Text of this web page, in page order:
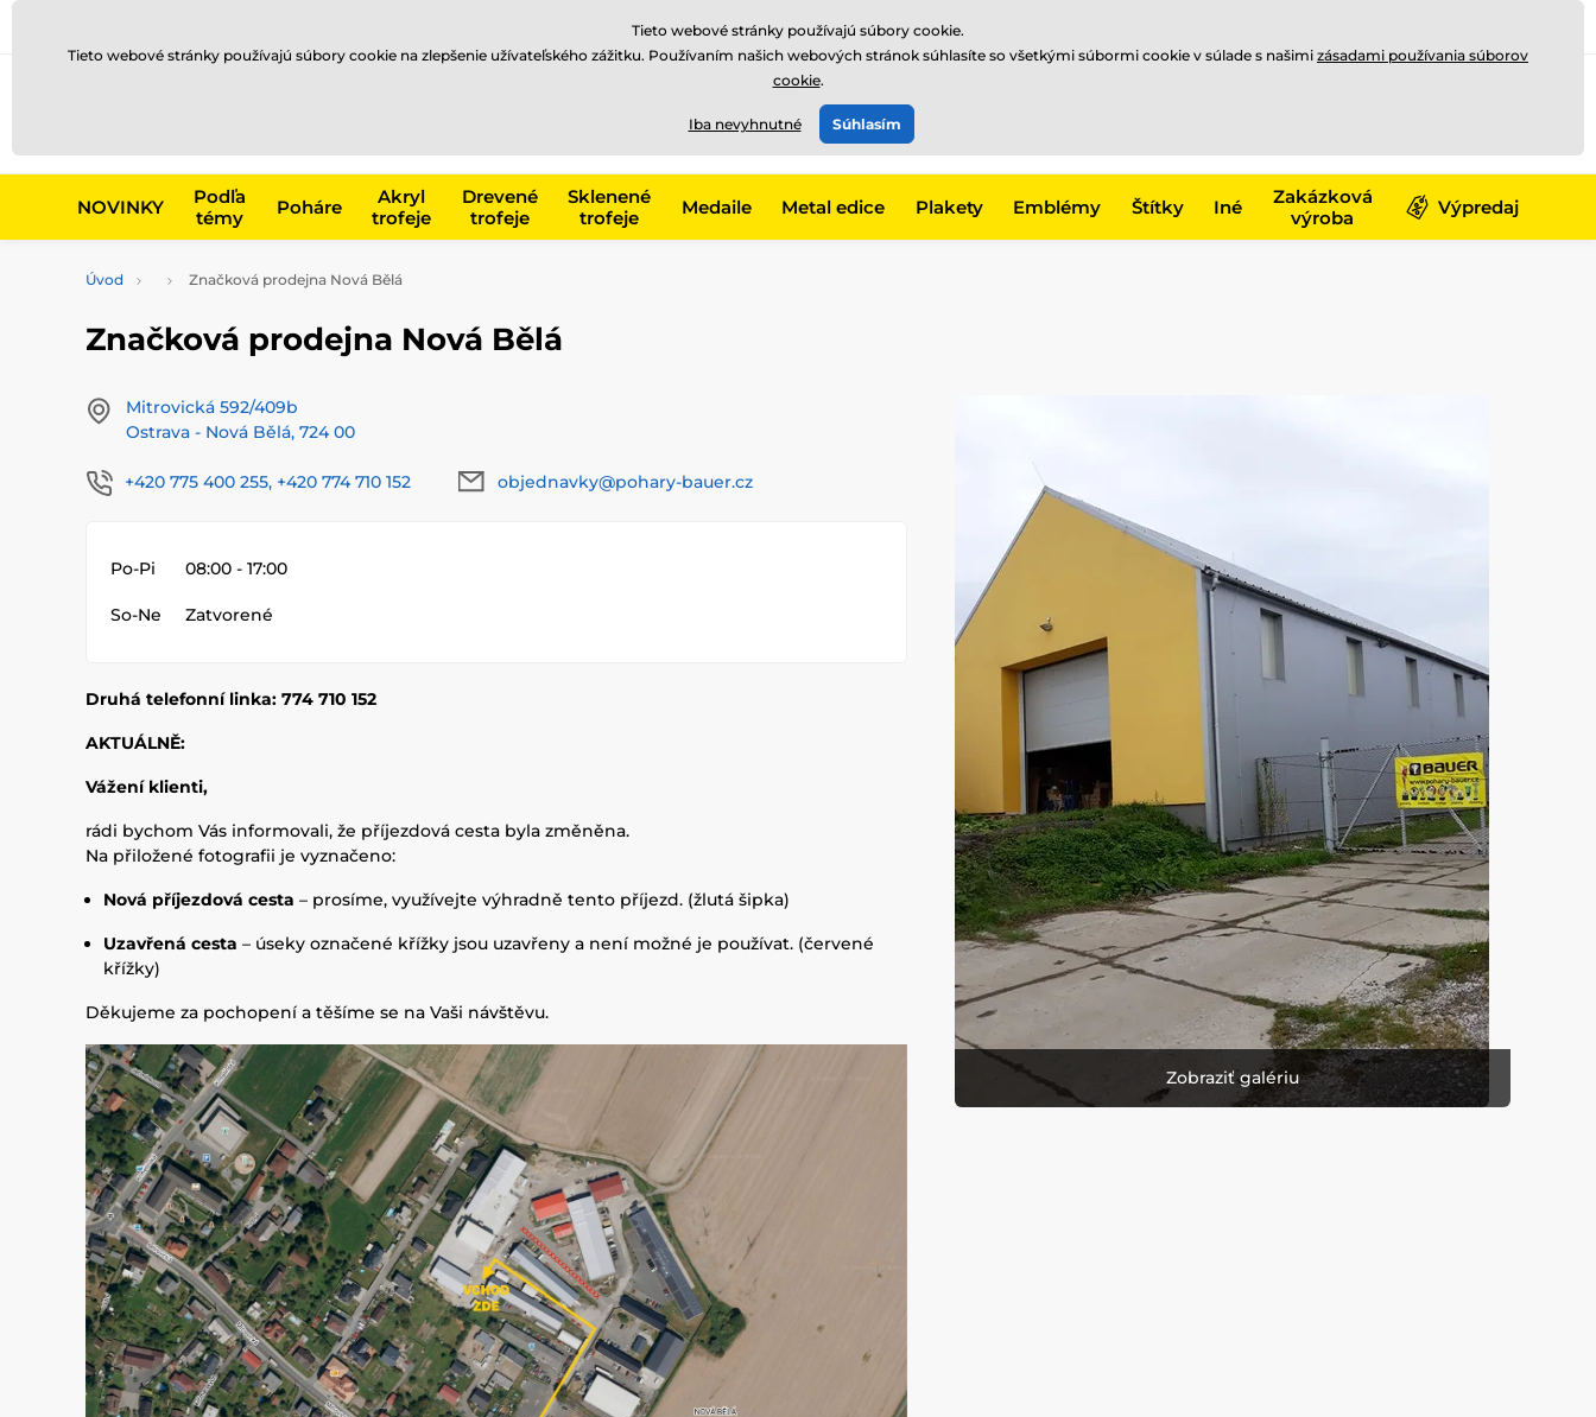
EUR
+421220255160
NOVINKY
Podľa
témy
Poháre
Akryl
trofeje
Drevené
trofeje
Sklenené
trofeje
Medaile Metal edice Plakety Emblémy Štítky Iné
Zakázková
výroba
Výpredaj
Úvod Značková prodejna Nová Bělá
Značková prodejna Nová Bělá
Mitrovická 592/409b
Ostrava - Nová Bělá, 724 00
+420 775 400 255, +420 774 710 152 objednavky@pohary-bauer.cz
Po-Pi 08:00 - 17:00
So-Ne Zatvorené
Druhá telefonní linka: 774 710 152
AKTUÁLNĚ:
Vážení klienti,
rádi bychom Vás informovali, že příjezdová cesta byla změněna.
Na přiložené fotografii je vyznačeno:
Nová příjezdová cesta – prosíme, využívejte výhradně tento příjezd. (žlutá šipka)
Uzavřená cesta – úseky označené křížky jsou uzavřeny a není možné je používat. (červené
křížky)
Děkujeme za pochopení a těšíme se na Vaši návštěvu.
Zobraziť galériu
Tieto webové stránky používajú súbory cookie.
Tieto webové stránky používajú súbory cookie na zlepšenie užívateľského zážitku. Používaním našich webových stránok súhlasíte so všetkými súbormi cookie v súlade s našimi zásadami používania súborov
cookie.
Iba nevyhnutné Súhlasím